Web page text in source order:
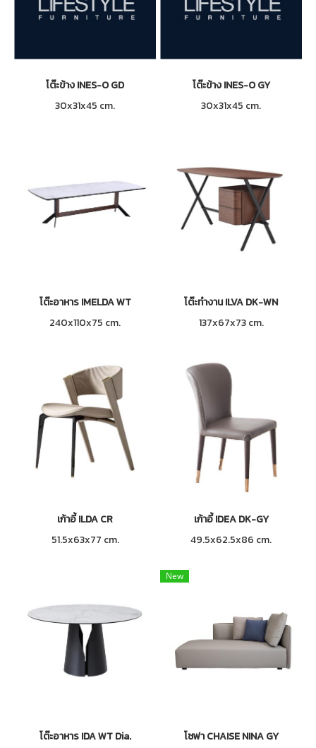
โต๊ะข้าง INES-O GD
30x31x45 cm.
โต๊ะข้าง INES-O GY
30x31x45 cm.
โต๊ะอาหาร IMELDA WT
240x110x75 cm.
โต๊ะทำงาน ILVA DK-WN
137x67x73 cm.
เก้าอี้ ILDA CR
51.5x63x77 cm.
เก้าอี้ IDEA DK-GY
49.5x62.5x86 cm.
โต๊ะอาหาร IDA WT Dia.
New
โซฟา CHAISE NINA GY